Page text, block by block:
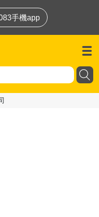
手機app